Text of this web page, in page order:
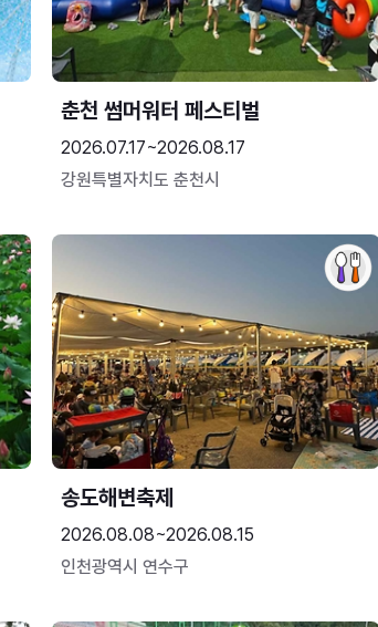
춘천 썸머워터 페스티벌
2026.07.17~2026.08.17
강원특별자치도 춘천시
송도해변축제
2026.08.08~2026.08.15
인천광역시 연수구